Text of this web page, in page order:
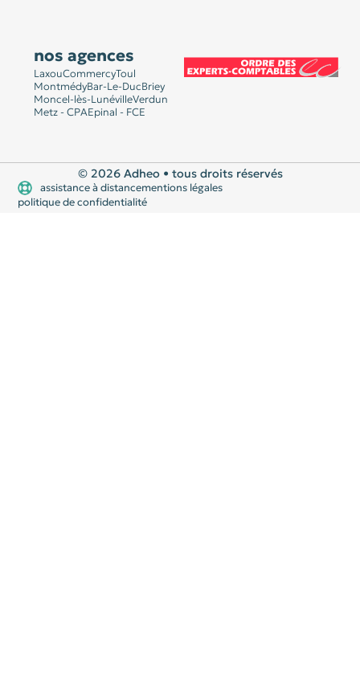
nos agences
LaxouCommercyToul
MontmédyBar-Le-DucBriey
Moncel-lès-LunévilleVerdun
Metz - CPAEpinal - FCE
© 2026 Adheo • tous droits réservés
assistance à distancementions légales
politique de confidentialité